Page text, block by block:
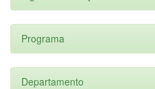
Programa
Departamento